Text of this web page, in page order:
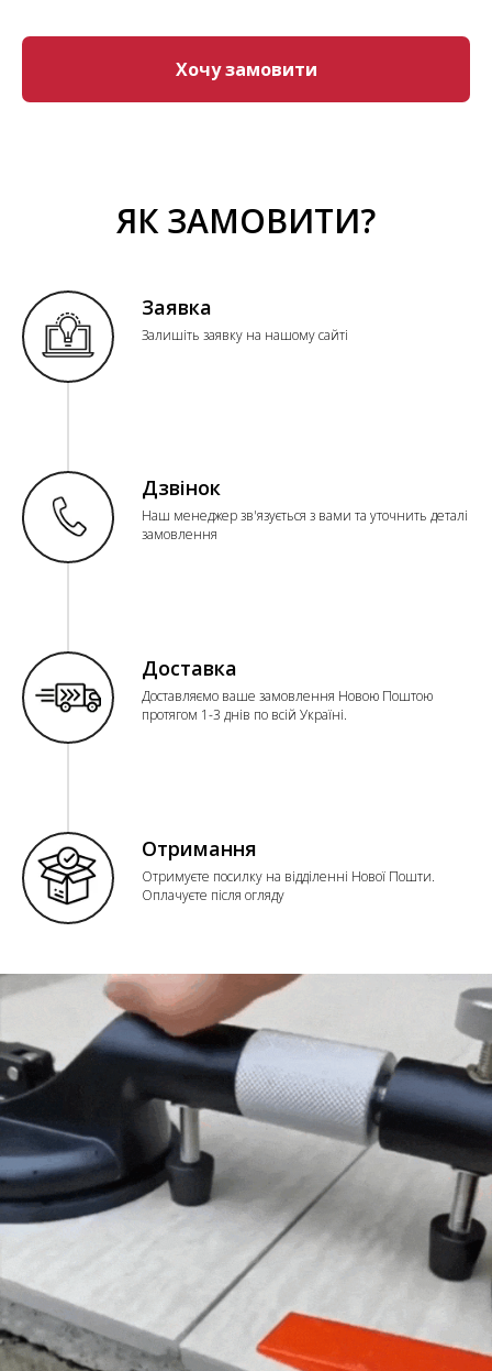
Хочу замовити
ЯК ЗАМОВИТИ?
Заявка
Залишіть заявку на нашому сайті
Дзвінок
Наш менеджер зв'язується з вами та уточнить деталі
замовлення
Доставка
Доставляємо ваше замовлення Новою Поштою
протягом 1-3 днів по всій Україні.
Отримання
Отримуєте посилку на відділенні Нової Пошти.
Оплачуєте після огляду